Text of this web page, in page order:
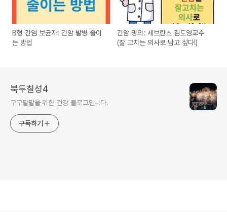
B형 간염 보균자: 간암 발병 줄이
는 방법
간암 명의: 세브란스 김도영교수
(잘 고치는 의사로 남고 싶다!)
북두칠성4
구구팔팔을 위한 건강 블로그입니다.
구독하기